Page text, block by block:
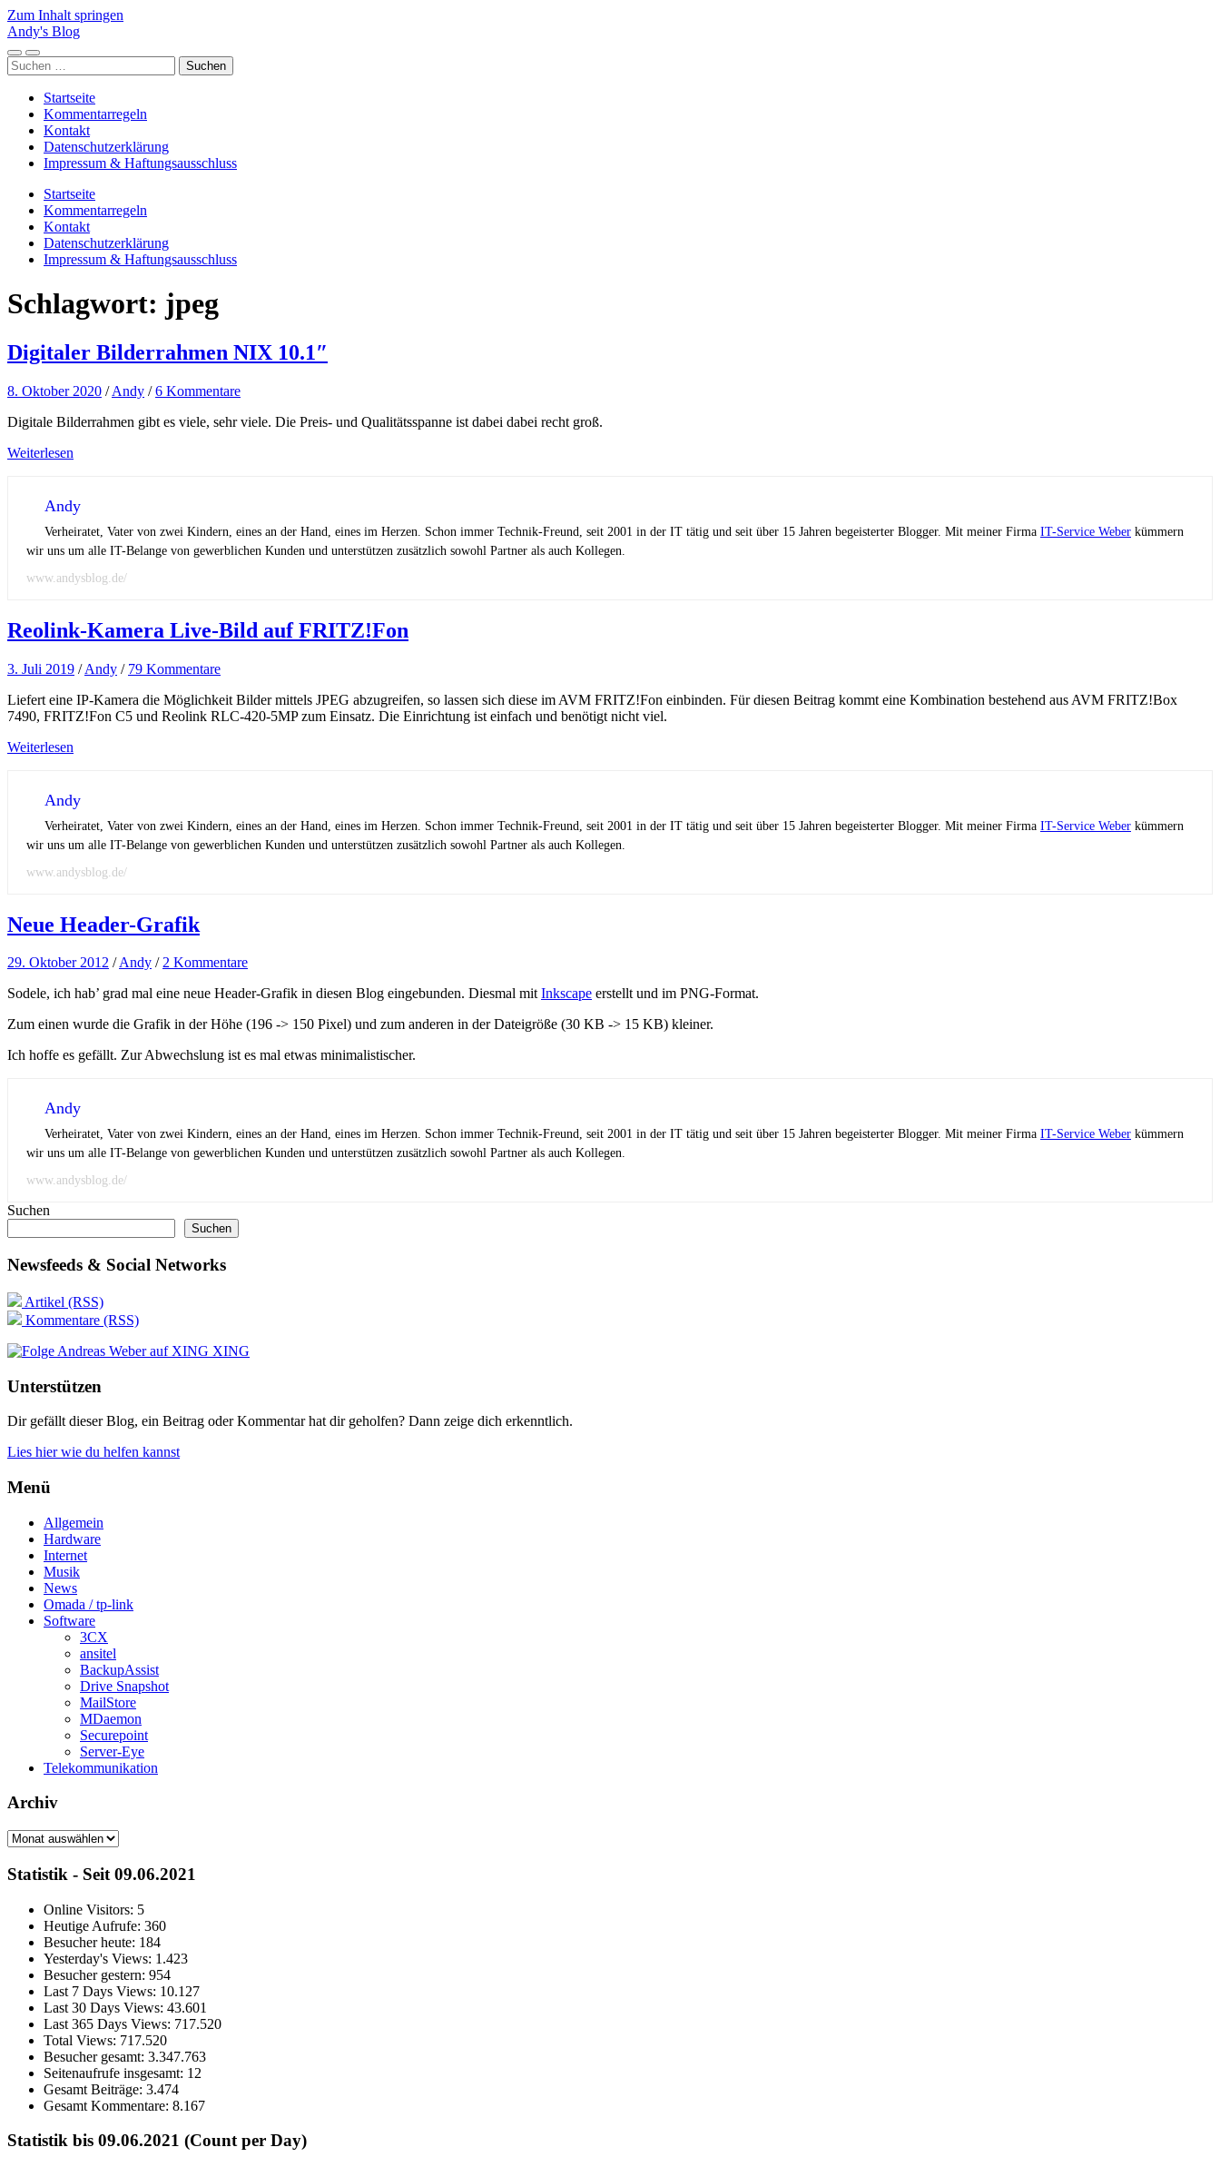
Zum Inhalt springen
Andy's Blog
Mobile-
Menü
Suchfeld
ein-/ausblenden
Suchen
nach:
Startseite
Kommentarregeln
Kontakt
Datenschutzerklärung
Impressum & Haftungsausschluss
Startseite
Kommentarregeln
Kontakt
Datenschutzerklärung
Impressum & Haftungsausschluss
Schlagwort: jpeg
Digitaler Bilderrahmen NIX 10.1″
8. Oktober 2020 /Andy /6 Kommentare
Digitale Bilderrahmen gibt es viele, sehr viele. Die Preis- und Qualitätsspanne ist dabei dabei recht groß.
Weiterlesen
Andy
Verheiratet, Vater von zwei Kindern, eines an der Hand, eines im Herzen. Schon immer Technik-Freund, seit 2001 in der IT tätig und seit über 15 Jahren begeisterter Blogger. Mit meiner Firma IT-Service Weber kümmern
wir uns um alle IT-Belange von gewerblichen Kunden und unterstützen zusätzlich sowohl Partner als auch Kollegen.
www.andysblog.de/
Reolink-Kamera Live-Bild auf FRITZ!Fon
3. Juli 2019 /Andy / 79 Kommentare
Liefert eine IP-Kamera die Möglichkeit Bilder mittels JPEG abzugreifen, so lassen sich diese im AVM FRITZ!Fon einbinden. Für diesen Beitrag kommt eine Kombination bestehend aus AVM FRITZ!Box
7490, FRITZ!Fon C5 und Reolink RLC-420-5MP zum Einsatz. Die Einrichtung ist einfach und benötigt nicht viel.
Weiterlesen
Andy
Verheiratet, Vater von zwei Kindern, eines an der Hand, eines im Herzen. Schon immer Technik-Freund, seit 2001 in der IT tätig und seit über 15 Jahren begeisterter Blogger. Mit meiner Firma IT-Service Weber kümmern
wir uns um alle IT-Belange von gewerblichen Kunden und unterstützen zusätzlich sowohl Partner als auch Kollegen.
www.andysblog.de/
Neue Header-Grafik
29. Oktober 2012 /Andy /2 Kommentare
Sodele, ich hab’ grad mal eine neue Header-Grafik in diesen Blog eingebunden. Diesmal mitInkscape erstellt und im PNG-Format.
Zum einen wurde die Grafik in der Höhe (196 -> 150 Pixel) und zum anderen in der Dateigröße (30 KB -> 15 KB) kleiner.
Ich hoffe es gefällt. Zur Abwechslung ist es mal etwas minimalistischer.
Andy
Verheiratet, Vater von zwei Kindern, eines an der Hand, eines im Herzen. Schon immer Technik-Freund, seit 2001 in der IT tätig und seit über 15 Jahren begeisterter Blogger. Mit meiner Firma IT-Service Weber kümmern
wir uns um alle IT-Belange von gewerblichen Kunden und unterstützen zusätzlich sowohl Partner als auch Kollegen.
www.andysblog.de/
Suchen
Suchen
Newsfeeds & Social Networks
Artikel (RSS)
Kommentare (RSS)
XING
Unterstützen
Dir gefällt dieser Blog, ein Beitrag oder Kommentar hat dir geholfen? Dann zeige dich erkenntlich.
Lies hier wie du helfen kannst
Menü
Allgemein
Hardware
Internet
Musik
News
Omada / tp-link
Software
3CX
ansitel
BackupAssist
Drive Snapshot
MailStore
MDaemon
Securepoint
Server-Eye
Telekommunikation
Archiv
Archiv
Statistik - Seit 09.06.2021
Online Visitors: 5
Heutige Aufrufe: 360
Besucher heute: 184
Yesterday's Views: 1.423
Besucher gestern: 954
Last 7 Days Views: 10.127
Last 30 Days Views: 43.601
Last 365 Days Views: 717.520
Total Views: 717.520
Besucher gesamt: 3.347.763
Seitenaufrufe insgesamt: 12
Gesamt Beiträge: 3.474
Gesamt Kommentare: 8.167
Statistik bis 09.06.2021 (Count per Day)